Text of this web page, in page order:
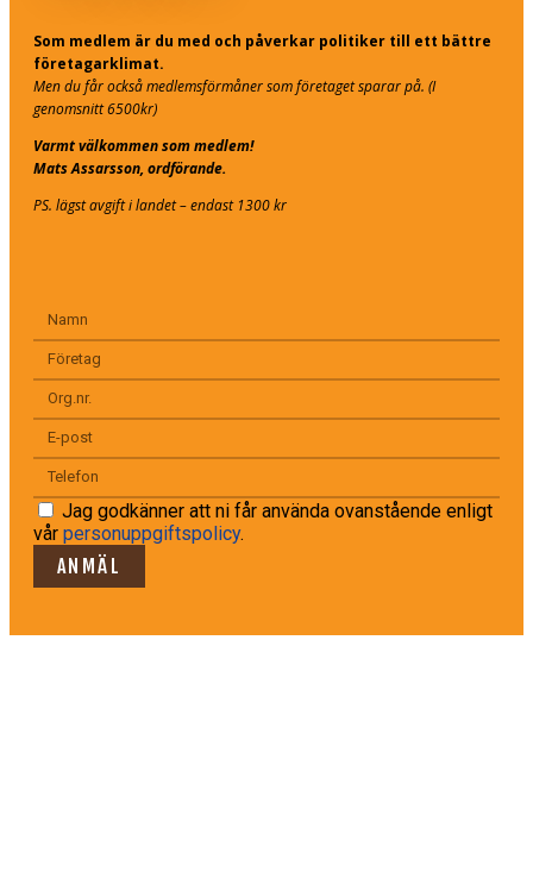
Som medlem är du med och påverkar politiker till ett bättre
företagarklimat.
Men du får också medlemsförmåner som företaget sparar på. (I
genomsnitt 6500kr)
Varmt välkommen som medlem!
Mats Assarsson, ordförande.
PS. lägst avgift i landet – endast 1300 kr
Jag godkänner att ni får använda ovanstående enligt
vår personuppgiftspolicy.
ANMÄL